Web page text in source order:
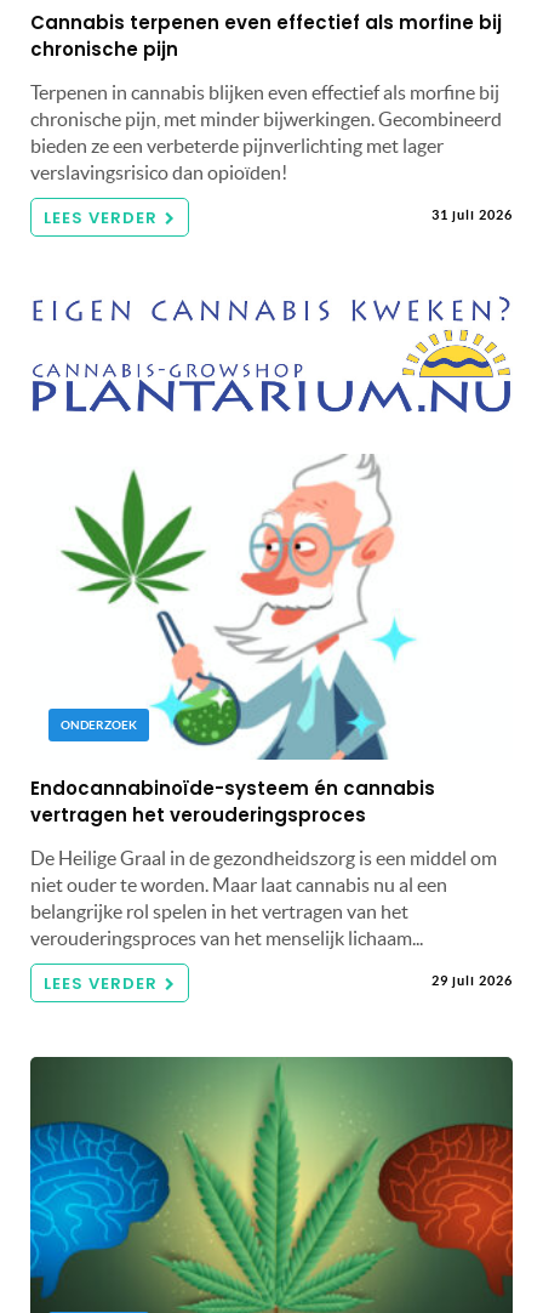
Cannabis terpenen even effectief als morfine bij
chronische pijn
Terpenen in cannabis blijken even effectief als morfine bij
chronische pijn, met minder bijwerkingen. Gecombineerd
bieden ze een verbeterde pijnverlichting met lager
verslavingsrisico dan opioïden!
LEES VERDER 31 juli 2026
ONDERZOEK
Endocannabinoïde-systeem én cannabis
vertragen het verouderingsproces
De Heilige Graal in de gezondheidszorg is een middel om
niet ouder te worden. Maar laat cannabis nu al een
belangrijke rol spelen in het vertragen van het
verouderingsproces van het menselijk lichaam...
LEES VERDER 29 juli 2026